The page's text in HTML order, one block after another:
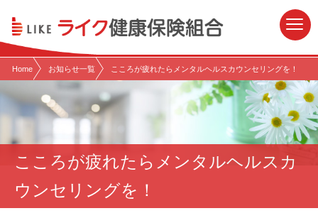
Home お知らせ一覧 こころが疲れたらメンタルヘルスカウンセリングを！
こころが疲れたらメンタルヘルスカ
ウンセリングを！